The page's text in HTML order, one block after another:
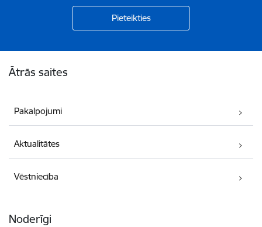
Ātrās saites
Pakalpojumi
Aktualitātes
Vēstniecība
Noderīgi